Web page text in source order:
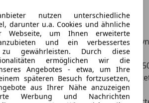
nutzen unterschiedliche
darunter u.a. Cookies und ähnliche
Webseite, um Ihnen erweiterte
und ein verbessertes
zu gewährleisten. Durch diese
ermöglichen wir die
Angebotes - etwa, um Ihre
späteren Besuch fortzusetzen,
aus Ihrer Nähe anzuzeigen
Werbung und Nachrichten
204-PS-Version beginnt bei
S5 Avant mit 367 PS